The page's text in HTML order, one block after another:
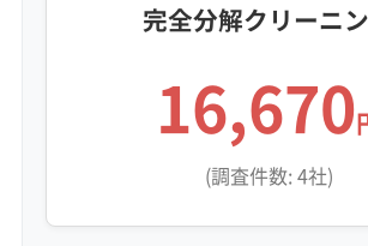
完全分解クリーニ
16,670
(調査件数: 4社)